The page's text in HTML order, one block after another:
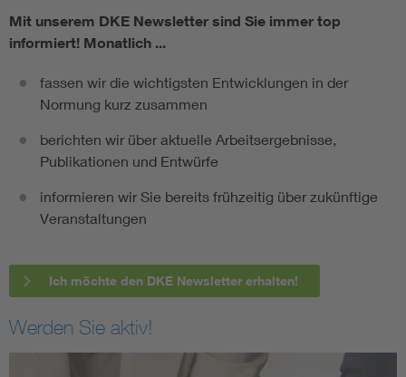
Mit unserem DKE Newsletter sind Sie immer top
informiert! Monatlich ...
fassen wir die wichtigsten Entwicklungen in der
Normung kurz zusammen
berichten wir über aktuelle Arbeitsergebnisse,
Publikationen und Entwürfe
informieren wir Sie bereits frühzeitig über zukünftige
Veranstaltungen
Ich möchte den DKE Newsletter erhalten!
Werden Sie aktiv!